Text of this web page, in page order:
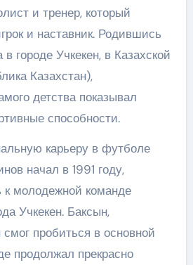
и тренер, который
и наставник. Родившись
в городе Учкекен, в Казахской
Казахстан),
детства показывал
способности.
карьеру в футболе
начал в 1991 году,
молодежной команде
Учкекен. Баксын,
пробиться в основной
продолжал прекрасно